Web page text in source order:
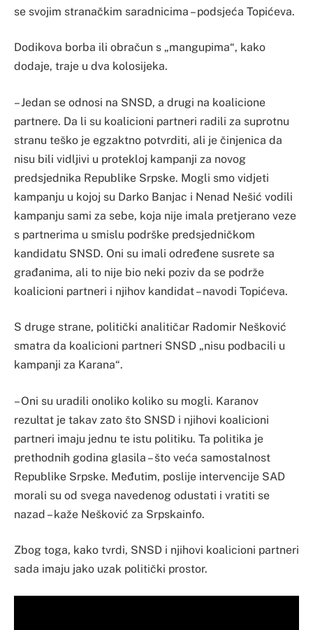
se svojim stranačkim saradnicima – podsjeća Topićeva.
Dodikova borba ili obračun s „mangupima“, kako
dodaje, traje u dva kolosijeka.
– Jedan se odnosi na SNSD, a drugi na koalicione
partnere. Da li su koalicioni partneri radili za suprotnu
stranu teško je egzaktno potvrditi, ali je činjenica da
nisu bili vidljivi u protekloj kampanji za novog
predsjednika Republike Srpske. Mogli smo vidjeti
kampanju u kojoj su Darko Banjac i Nenad Nešić vodili
kampanju sami za sebe, koja nije imala pretjerano veze
s partnerima u smislu podrške predsjedničkom
kandidatu SNSD. Oni su imali određene susrete sa
građanima, ali to nije bio neki poziv da se podrže
koalicioni partneri i njihov kandidat – navodi Topićeva.
S druge strane, politički analitičar Radomir Nešković
smatra da koalicioni partneri SNSD „nisu podbacili u
kampanji za Karana“.
– Oni su uradili onoliko koliko su mogli. Karanov
rezultat je takav zato što SNSD i njihovi koalicioni
partneri imaju jednu te istu politiku. Ta politika je
prethodnih godina glasila – što veća samostalnost
Republike Srpske. Međutim, poslije intervencije SAD
morali su od svega navedenog odustati i vratiti se
nazad – kaže Nešković za Srpskainfo.
Zbog toga, kako tvrdi, SNSD i njihovi koalicioni partneri
sada imaju jako uzak politički prostor.